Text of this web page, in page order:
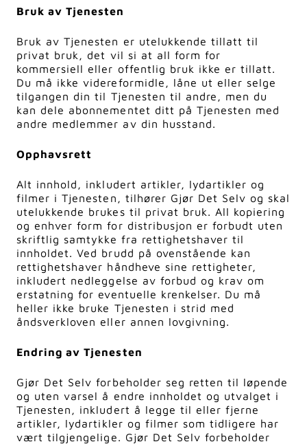
Bruk av Tjenesten
Bruk av Tjenesten er utelukkende tillatt til
privat bruk, det vil si at all form for
kommersiell eller offentlig bruk ikke er tillatt.
Du må ikke videreformidle, låne ut eller selge
tilgangen din til Tjenesten til andre, men du
kan dele abonnementet ditt på Tjenesten med
andre medlemmer av din husstand.
Opphavsrett
Alt innhold, inkludert artikler, lydartikler og
filmer i Tjenesten, tilhører Gjør Det Selv og skal
utelukkende brukes til privat bruk. All kopiering
og enhver form for distribusjon er forbudt uten
skriftlig samtykke fra rettighetshaver til
innholdet. Ved brudd på ovenstående kan
rettighetshaver håndheve sine rettigheter,
inkludert nedleggelse av forbud og krav om
erstatning for eventuelle krenkelser. Du må
heller ikke bruke Tjenesten i strid med
åndsverkloven eller annen lovgivning.
Endring av Tjenesten
Gjør Det Selv forbeholder seg retten til løpende
og uten varsel å endre innholdet og utvalget i
Tjenesten, inkludert å legge til eller fjerne
artikler, lydartikler og filmer som tidligere har
vært tilgjengelige. Gjør Det Selv forbeholder